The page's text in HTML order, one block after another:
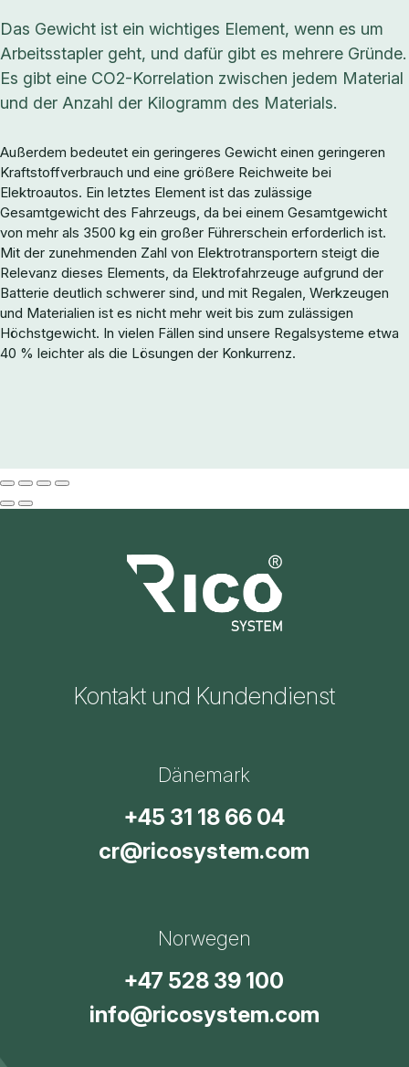
Das Gewicht ist ein wichtiges Element, wenn es um
Arbeitsstapler geht, und dafür gibt es mehrere Gründe.
Es gibt eine CO2-Korrelation zwischen jedem Material
und der Anzahl der Kilogramm des Materials.
Außerdem bedeutet ein geringeres Gewicht einen geringeren
Kraftstoffverbrauch und eine größere Reichweite bei
Elektroautos. Ein letztes Element ist das zulässige
Gesamtgewicht des Fahrzeugs, da bei einem Gesamtgewicht
von mehr als 3500 kg ein großer Führerschein erforderlich ist.
Mit der zunehmenden Zahl von Elektrotransportern steigt die
Relevanz dieses Elements, da Elektrofahrzeuge aufgrund der
Batterie deutlich schwerer sind, und mit Regalen, Werkzeugen
und Materialien ist es nicht mehr weit bis zum zulässigen
Höchstgewicht. In vielen Fällen sind unsere Regalsysteme etwa
40 % leichter als die Lösungen der Konkurrenz.
Kontakt und Kundendienst
Dänemark
+45 31 18 66 04
cr@ricosystem.com
Norwegen
+47 528 39 100
info@ricosystem.com